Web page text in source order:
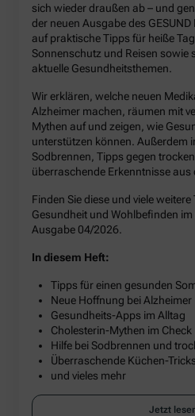
sich wieder draußen ab – und
der neuen Ausgabe des
auf praktische Tipps für heiße
Sonnenschutz und Reisen sowie
aktuelle Gesundheitsthemen.
Wir erklären, welche neuen
Alzheimer machen, räumen mit
Mythen auf und zeigen, wie
unterstützen können. Außerdem
Sodbrennen, Tipps gegen
überraschende Erkenntnisse aus
Finden Sie diese und viele
Gesundheit und Wohlbefinden
Ausgabe 04/2026.
In diesem Heft:
Tipps für einen gesunden
Neue Hoffnung bei Alzheimer
Gesundheits-Apps im Alltag
Cholesterin-Mythen im Check
Hilfe bei Sodbrennen und
Überraschende Küchen-Tricks
und vieles mehr
Jetzt